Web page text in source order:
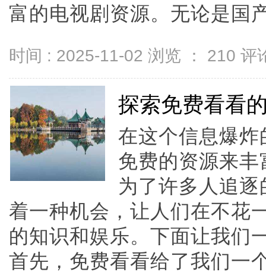
富的电视剧资源。无论是国
时间 : 2025-11-02 浏览 ： 210 评
探索免费看看
在这个信息爆
免费的资源来
为了许多人追
着一种机会，让人们在不花
的知识和娱乐。下面让我们
首先，免费看看给了我们一